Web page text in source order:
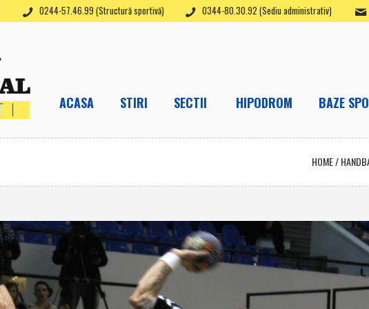
0244-57.46.99 (Structură sportivă) 0344-80.30.92 (Sediu administrativ)
ACASA STIRI SECTII HIPODROM BAZE
HOME/